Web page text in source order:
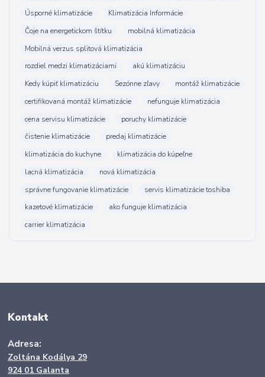
Úsporné klimatizácie
Klimatizácia Informácie
Čoje na energetickom štítku
mobilná klimatizácia
Mobilná verzus splitová klimatizácia
rozdiel medzi klimatizáciami
akú klimatizáciu
Kedy kúpiť klimatizáciu
Sezónne zľavy
montáž klimatizácie
certifikovaná montáž klimatizácie
nefunguje klimatizácia
cena servisu klimatizácie
poruchy klimatizácie
čistenie klimatizácie
predaj klimatizácie
klimatizácia do kuchyne
klimatizácia do kúpeľne
lacná klimatizácia
nová klimatizácia
správne fungovanie klimatizácie
servis klimatizácie toshiba
kazetové klimatizácie
ako funguje klimatizácia
carrier klimatizácia
Kontakt
Adresa:
Zoltána Kodálya 29
924 01 Galanta